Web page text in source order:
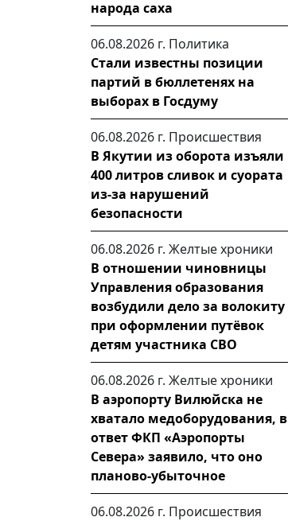
народа саха
06.08.2026 г. Политика
Стали известны позиции
партий в бюллетенях на
выборах в Госдуму
06.08.2026 г. Происшествия
В Якутии из оборота изъяли
400 литров сливок и суората
из-за нарушений
безопасности
06.08.2026 г. Желтые хроники
В отношении чиновницы
Управления образования
возбудили дело за волокиту
при оформлении путёвок
детям участника СВО
06.08.2026 г. Желтые хроники
В аэропорту Вилюйска не
хватало медоборудования, в
ответ ФКП «Аэропорты
Севера» заявило, что оно
планово-убыточное
06.08.2026 г. Происшествия